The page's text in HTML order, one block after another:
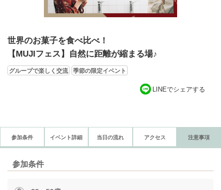
世界のお菓子を食べ比べ！
【MUJIフェス】自然に距離が縮まる場♪
グループで楽しく交流 季節の限定イベント
LINEでシェアする
参加条件 イベント詳細 当日の流れ アクセス 注意事項
参加条件